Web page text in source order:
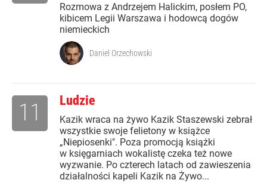
Rozmowa z Andrzejem Halickim, posłem PO,
kibicem Legii Warszawa i hodowcą dogów
niemieckich
Daniel Orzechowski
Ludzie
Kazik wraca na żywo Kazik Staszewski zebrał
wszystkie swoje felietony w książce
„Niepiosenki". Poza promocją książki
w księgarniach wokalistę czeka też nowe
wyzwanie. Po czterech latach od zawieszenia
działalności kapeli Kazik na Żywo...
11